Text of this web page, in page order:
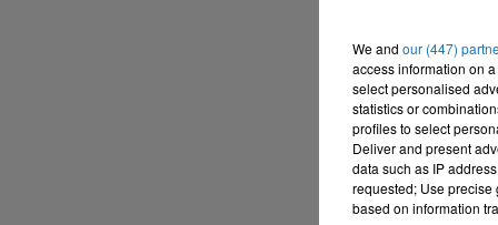
We and our (447)
access information on
select personalised
statistics or
profiles to select
Deliver and present
data such as IP
requested; Use precise
based on information